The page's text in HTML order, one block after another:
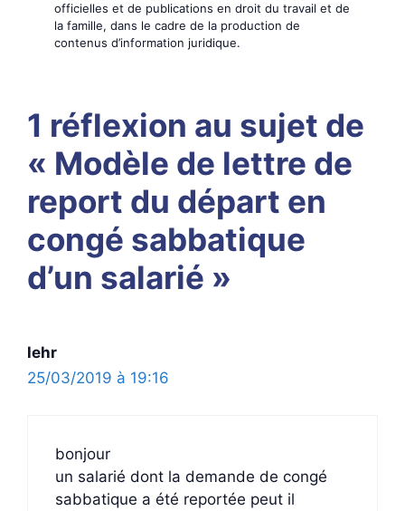
officielles et de publications en droit du travail et de
la famille, dans le cadre de la production de
contenus d’information juridique.
1 réflexion au sujet de
« Modèle de lettre de
report du départ en
congé sabbatique
d’un salarié »
lehr
25/03/2019 à 19:16
bonjour
un salarié dont la demande de congé
sabbatique a été reportée peut il